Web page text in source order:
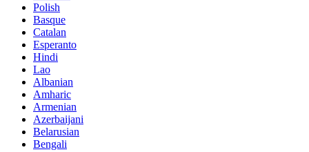
Polish
Basque
Catalan
Esperanto
Hindi
Lao
Albanian
Amharic
Armenian
Azerbaijani
Belarusian
Bengali